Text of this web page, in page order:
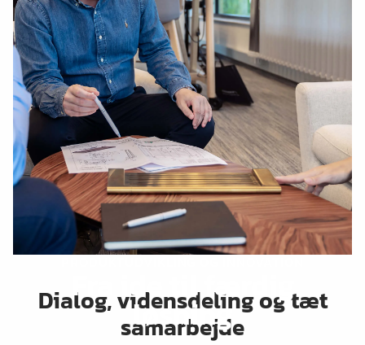
Fra ide til færdig
løsning
Dialog, vidensdeling og tæt
samarbejde